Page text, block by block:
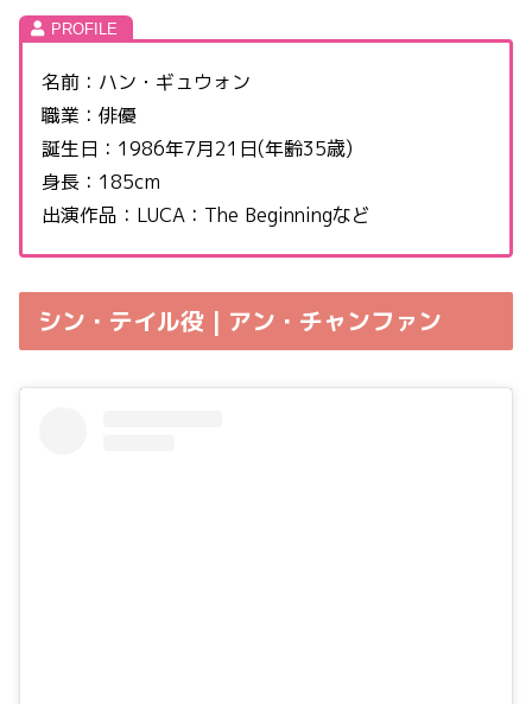
名前：ハン・ギュウォン
職業：俳優
誕生日：1986年7月21日(年齢35歳)
身長：185cm
出演作品：LUCA：The Beginningなど
シン・テイル役 | アン・チャンファン